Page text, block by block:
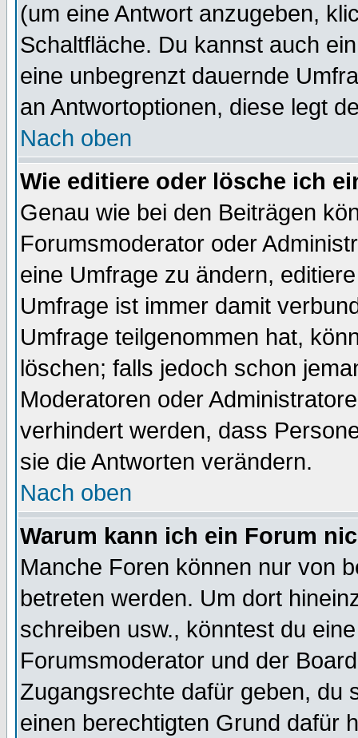
(um eine Antwort anzugeben,
Schaltfläche. Du kannst auch
eine unbegrenzt dauernde
an Antwortoptionen, diese legt
Nach oben
Wie editiere oder lösche ich
Genau wie bei den Beiträgen
Forumsmoderator oder
eine Umfrage zu ändern,
Umfrage ist immer damit
Umfrage teilgenommen hat,
löschen; falls jedoch schon
Moderatoren oder
verhindert werden, dass
sie die Antworten verändern.
Nach oben
Warum kann ich ein Forum
Manche Foren können nur von
betreten werden. Um dort
schreiben usw., könntest du
Forumsmoderator und der
Zugangsrechte dafür geben, du
einen berechtigten Grund dafür